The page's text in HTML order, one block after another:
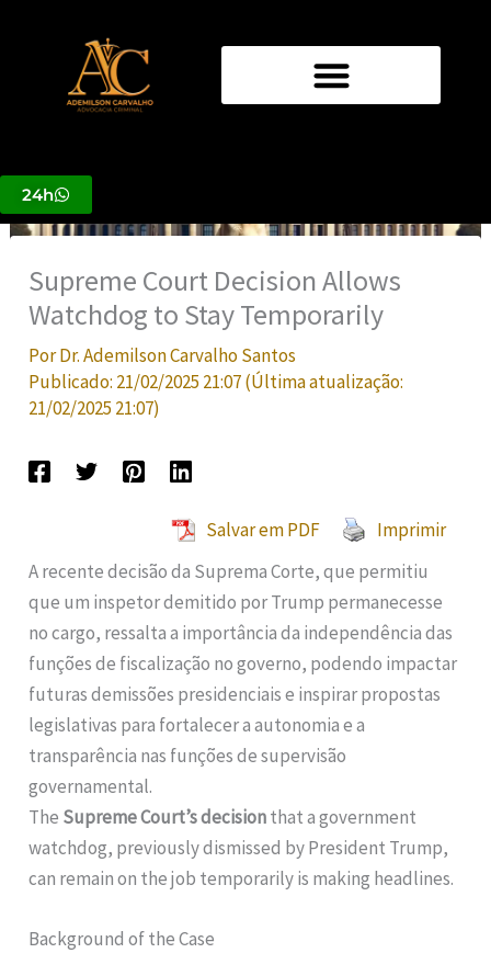
conteúdo
24h
Supreme Court Decision Allows
Watchdog to Stay Temporarily
PorDr. Ademilson Carvalho Santos
Publicado: 21/02/2025 21:07(Última atualização:
21/02/2025 21:07)
Salvar em PDF
Imprimir
A recente decisão da Suprema Corte, que permitiu
que um inspetor demitido por Trump permanecesse
no cargo, ressalta a importância da independência das
funções de fiscalização no governo, podendo impactar
futuras demissões presidenciais e inspirar propostas
legislativas para fortalecer a autonomia e a
transparência nas funções de supervisão
governamental.
The Supreme Court’s decisionthat a government
watchdog, previously dismissed by President Trump,
can remain on the job temporarily is making headlines.
Background of the Case